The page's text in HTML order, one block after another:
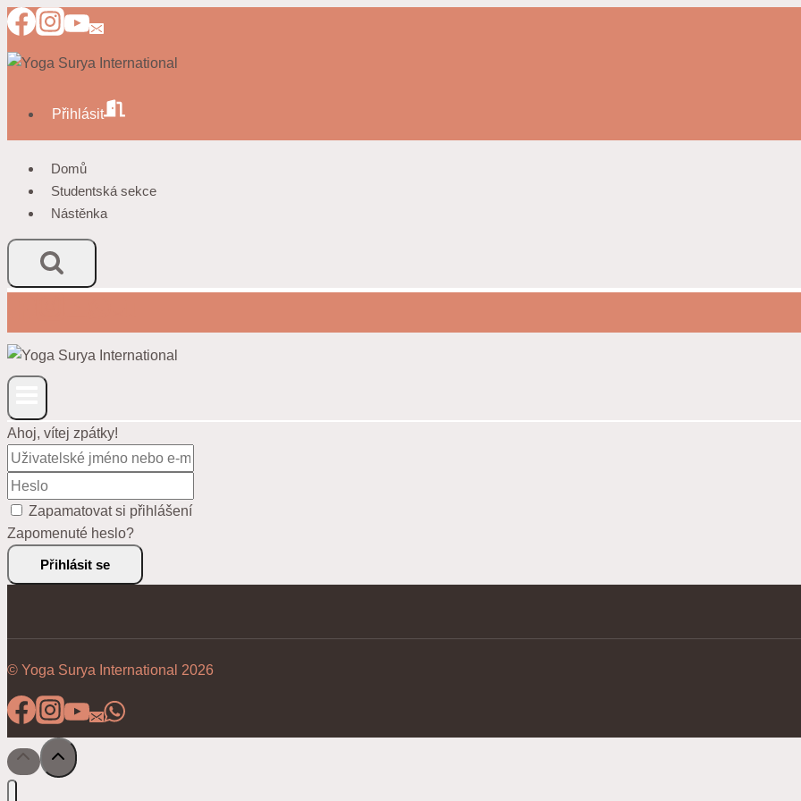
Přeskočit
na
obsah
Přihlásit
Domů
Studentská sekce
Nástěnka
Ahoj, vítej zpátky!
Zapamatovat si přihlášení
Zapomenuté heslo?
Přihlásit se
© Yoga Surya International 2026